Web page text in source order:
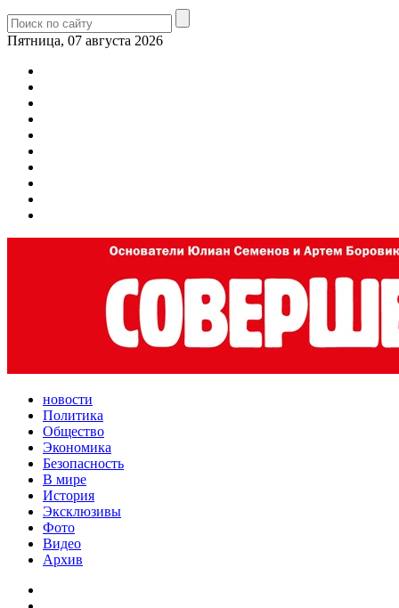
Пятница, 07 августа 2026
новости
Политика
Общество
Экономика
Безопасность
В мире
История
Эксклюзивы
Фото
Видео
Архив